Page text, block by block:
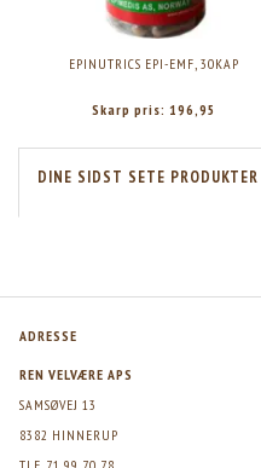
EPINUTRICS EPI-EMF, 30KAP
Skarp pris: 196,95
DINE SIDST SETE PRODUKTER
ADRESSE
REN VELVÆRE APS
SAMSØVEJ 13
8382 HINNERUP